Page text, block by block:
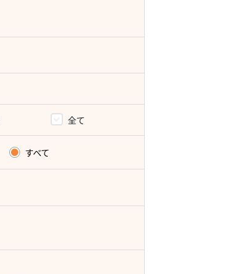
全て
すべて